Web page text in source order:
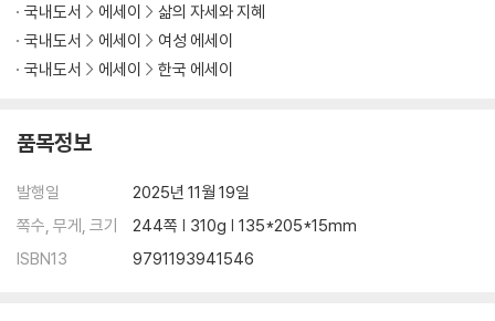
국내도서 에세이
삶의 자세와 지혜
국내도서
에세이
여성 에세이
국내도서
에세이 한국 에세이
품목정보
발행일
2025년 11월 19일
쪽수, 무게, 크기
244쪽 | 310g | 135*205*15mm
ISBN13
9791193941546